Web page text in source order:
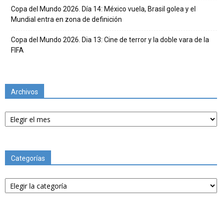
Copa del Mundo 2026. Día 14: México vuela, Brasil golea y el
Mundial entra en zona de definición
Copa del Mundo 2026. Dia 13: Cine de terror y la doble vara de la
FIFA
Archivos
Archivos
Categorías
Categorías